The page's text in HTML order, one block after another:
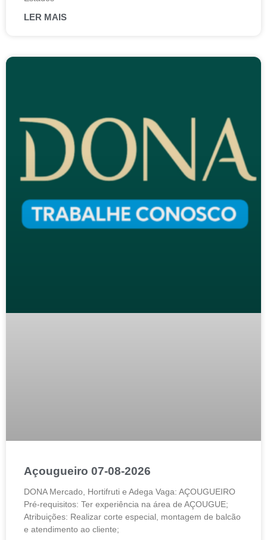
LER MAIS
Açougueiro 07-08-2026
DONA Mercado, Hortifruti e Adega Vaga: AÇOUGUEIRO
Pré-requisitos: Ter experiência na área de AÇOUGUE;
Atribuições: Realizar corte especial, montagem de balcão
e atendimento ao cliente;